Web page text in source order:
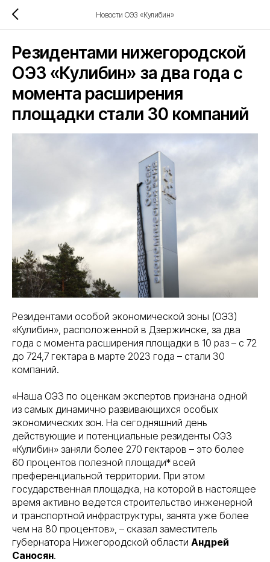
Новости ОЭЗ «Кулибин»
Резидентами нижегородской
ОЭЗ «Кулибин» за два года с
момента расширения
площадки стали 30 компаний
Резидентами особой экономической зоны (ОЭЗ)
«Кулибин», расположенной в Дзержинске, за два
года с момента расширения площадки в 10 раз – с 72
до 724,7 гектара в марте 2023 года – стали 30
компаний.
«Наша ОЭЗ по оценкам экспертов признана одной
из самых динамично развивающихся особых
экономических зон. На сегодняшний день
действующие и потенциальные резиденты ОЭЗ
«Кулибин» заняли более 270 гектаров – это более
60 процентов полезной площади* всей
преференциальной территории. При этом
государственная площадка, на которой в настоящее
время активно ведется строительство инженерной
и транспортной инфраструктуры, занята уже более
чем на 80 процентов», – сказал заместитель
губернатора Нижегородской области Андрей
Саносян.